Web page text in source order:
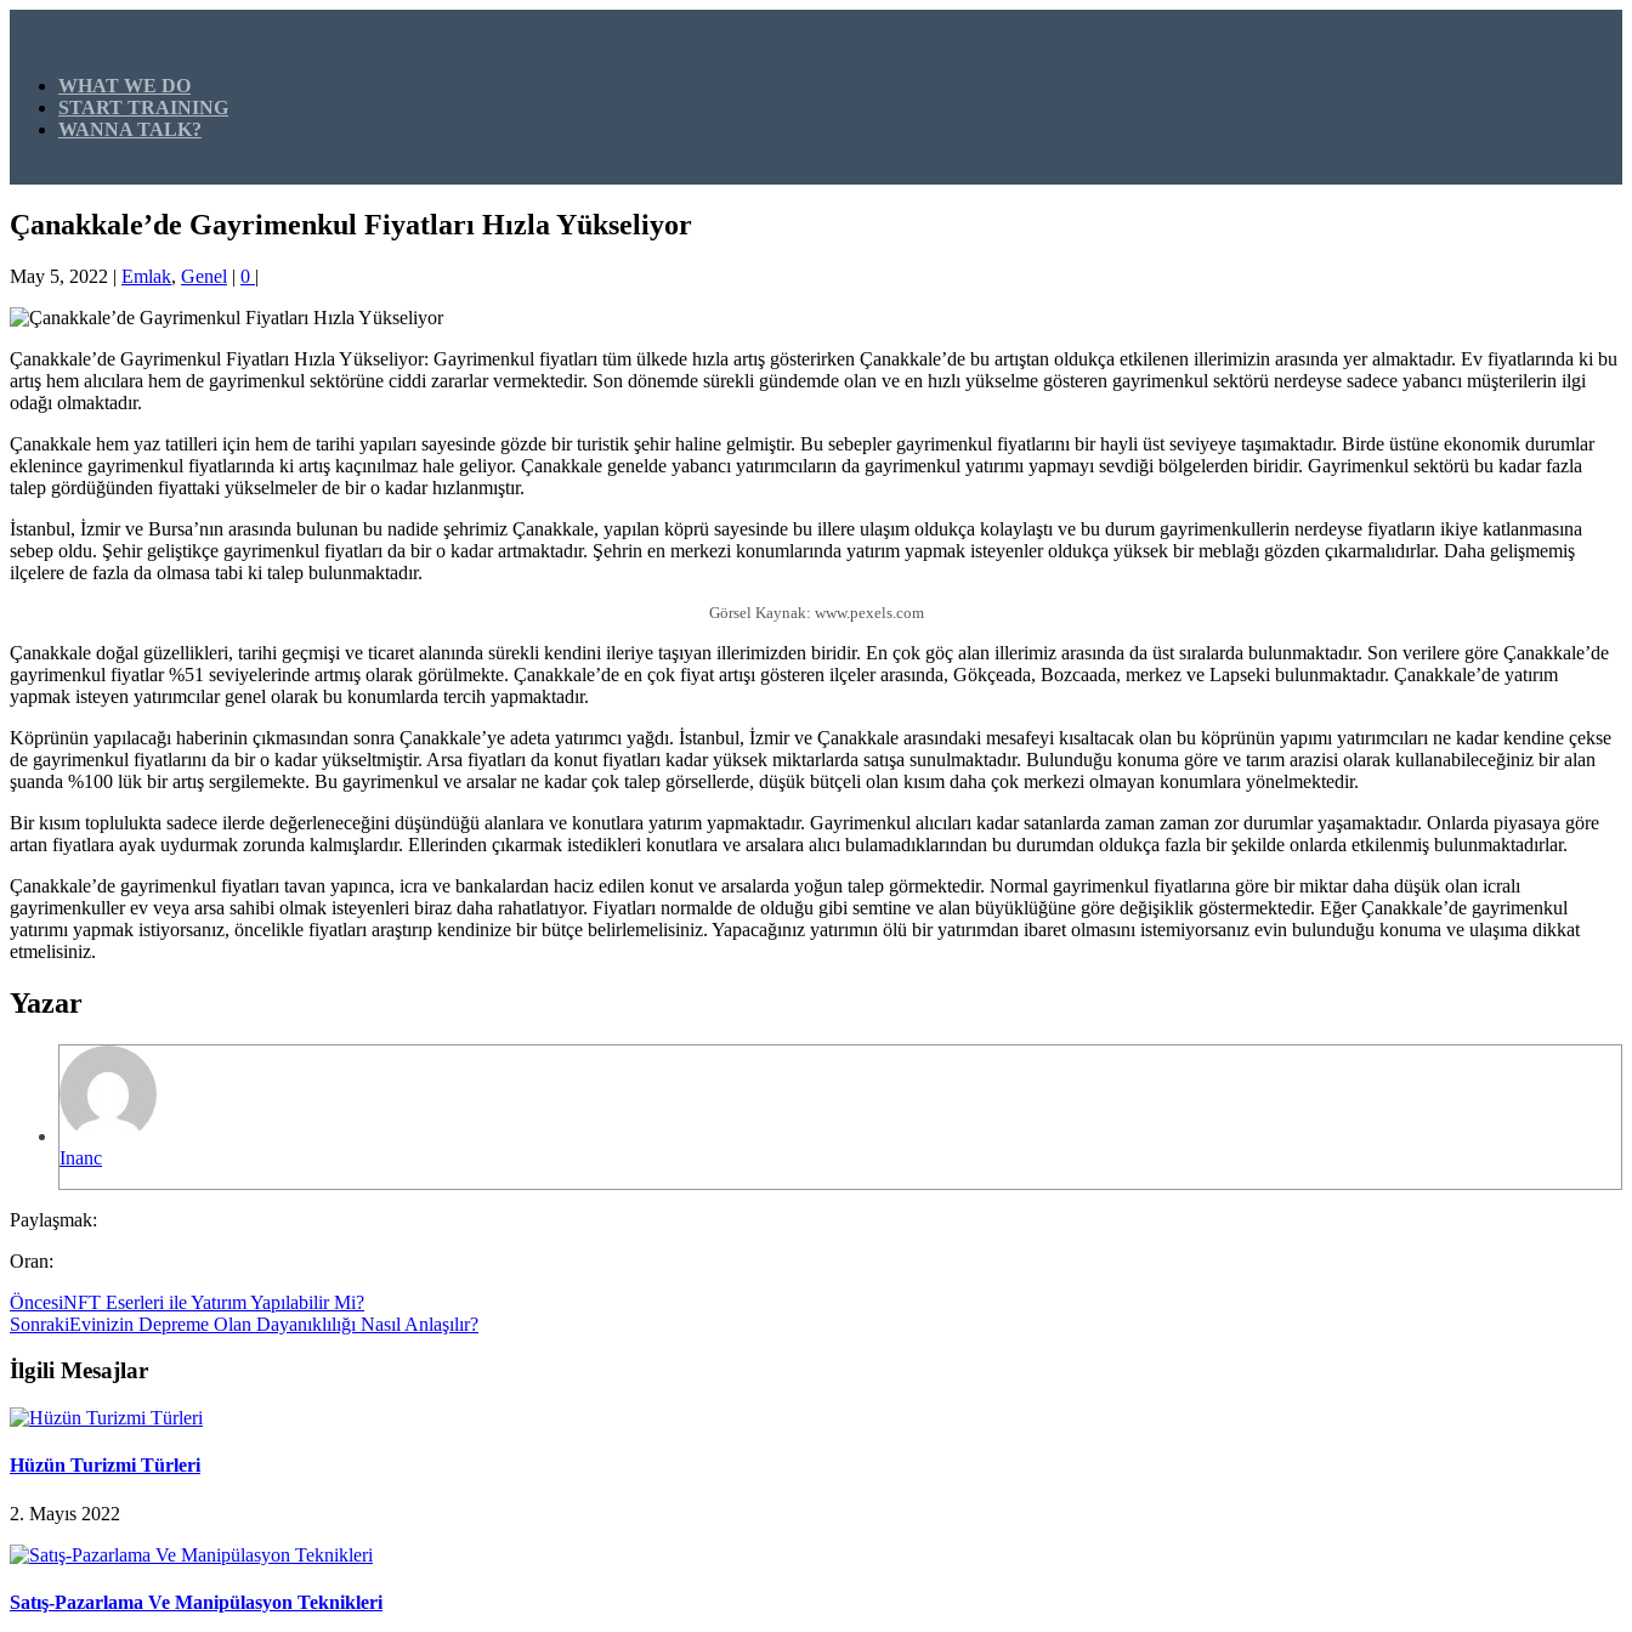
WHAT WE DO
START TRAINING
WANNA TALK?
Çanakkale’de Gayrimenkul Fiyatları Hızla Yükseliyor
May 5, 2022 | Emlak, Genel | 0 |
Çanakkale’de Gayrimenkul Fiyatları Hızla Yükseliyor: Gayrimenkul fiyatları tüm ülkede hızla artış gösterirken Çanakkale’de bu artıştan oldukça etkilenen illerimizin arasında yer almaktadır. Ev fiyatlarında ki bu
artış hem alıcılara hem de gayrimenkul sektörüne ciddi zararlar vermektedir. Son dönemde sürekli gündemde olan ve en hızlı yükselme gösteren gayrimenkul sektörü nerdeyse sadece yabancı müşterilerin ilgi
odağı olmaktadır.
Çanakkale hem yaz tatilleri için hem de tarihi yapıları sayesinde gözde bir turistik şehir haline gelmiştir. Bu sebepler gayrimenkul fiyatlarını bir hayli üst seviyeye taşımaktadır. Birde üstüne ekonomik durumlar
eklenince gayrimenkul fiyatlarında ki artış kaçınılmaz hale geliyor. Çanakkale genelde yabancı yatırımcıların da gayrimenkul yatırımı yapmayı sevdiği bölgelerden biridir. Gayrimenkul sektörü bu kadar fazla
talep gördüğünden fiyattaki yükselmeler de bir o kadar hızlanmıştır.
İstanbul, İzmir ve Bursa’nın arasında bulunan bu nadide şehrimiz Çanakkale, yapılan köprü sayesinde bu illere ulaşım oldukça kolaylaştı ve bu durum gayrimenkullerin nerdeyse fiyatların ikiye katlanmasına
sebep oldu. Şehir geliştikçe gayrimenkul fiyatları da bir o kadar artmaktadır. Şehrin en merkezi konumlarında yatırım yapmak isteyenler oldukça yüksek bir meblağı gözden çıkarmalıdırlar. Daha gelişmemiş
ilçelere de fazla da olmasa tabi ki talep bulunmaktadır.
Görsel Kaynak: www.pexels.com
Çanakkale doğal güzellikleri, tarihi geçmişi ve ticaret alanında sürekli kendini ileriye taşıyan illerimizden biridir. En çok göç alan illerimiz arasında da üst sıralarda bulunmaktadır. Son verilere göre Çanakkale’de
gayrimenkul fiyatlar %51 seviyelerinde artmış olarak görülmekte. Çanakkale’de en çok fiyat artışı gösteren ilçeler arasında, Gökçeada, Bozcaada, merkez ve Lapseki bulunmaktadır. Çanakkale’de yatırım
yapmak isteyen yatırımcılar genel olarak bu konumlarda tercih yapmaktadır.
Köprünün yapılacağı haberinin çıkmasından sonra Çanakkale’ye adeta yatırımcı yağdı. İstanbul, İzmir ve Çanakkale arasındaki mesafeyi kısaltacak olan bu köprünün yapımı yatırımcıları ne kadar kendine çekse
de gayrimenkul fiyatlarını da bir o kadar yükseltmiştir. Arsa fiyatları da konut fiyatları kadar yüksek miktarlarda satışa sunulmaktadır. Bulunduğu konuma göre ve tarım arazisi olarak kullanabileceğiniz bir alan
şuanda %100 lük bir artış sergilemekte. Bu gayrimenkul ve arsalar ne kadar çok talep görsellerde, düşük bütçeli olan kısım daha çok merkezi olmayan konumlara yönelmektedir.
Bir kısım toplulukta sadece ilerde değerleneceğini düşündüğü alanlara ve konutlara yatırım yapmaktadır. Gayrimenkul alıcıları kadar satanlarda zaman zaman zor durumlar yaşamaktadır. Onlarda piyasaya göre
artan fiyatlara ayak uydurmak zorunda kalmışlardır. Ellerinden çıkarmak istedikleri konutlara ve arsalara alıcı bulamadıklarından bu durumdan oldukça fazla bir şekilde onlarda etkilenmiş bulunmaktadırlar.
Çanakkale’de gayrimenkul fiyatları tavan yapınca, icra ve bankalardan haciz edilen konut ve arsalarda yoğun talep görmektedir. Normal gayrimenkul fiyatlarına göre bir miktar daha düşük olan icralı
gayrimenkuller ev veya arsa sahibi olmak isteyenleri biraz daha rahatlatıyor. Fiyatları normalde de olduğu gibi semtine ve alan büyüklüğüne göre değişiklik göstermektedir. Eğer Çanakkale’de gayrimenkul
yatırımı yapmak istiyorsanız, öncelikle fiyatları araştırıp kendinize bir bütçe belirlemelisiniz. Yapacağınız yatırımın ölü bir yatırımdan ibaret olmasını istemiyorsanız evin bulunduğu konuma ve ulaşıma dikkat
etmelisiniz.
Yazar
Inanc
Paylaşmak:
Oran:
ÖncesiNFT Eserleri ile Yatırım Yapılabilir Mi?
SonrakiEvinizin Depreme Olan Dayanıklılığı Nasıl Anlaşılır?
İlgili Mesajlar
Hüzün Turizmi Türleri
2. Mayıs 2022
Satış-Pazarlama Ve Manipülasyon Teknikleri